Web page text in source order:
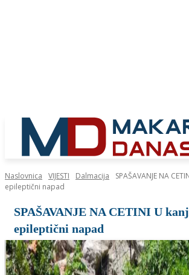
Naslovnica VIJESTI Dalmacija
SPAŠAVANJE NA
epileptični napad
SPAŠAVANJE NA CETINI U
epileptični napad